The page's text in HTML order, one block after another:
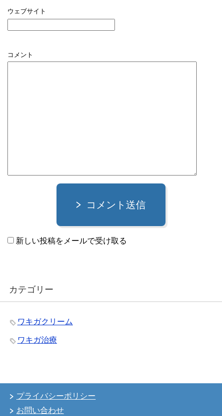
ウェブサイト
コメント
コメント送信
新しい投稿をメールで受け取る
カテゴリー
ワキガクリーム
ワキガ治療
プライバシーポリシー
お問い合わせ